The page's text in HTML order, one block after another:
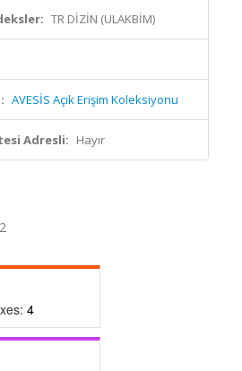
TR DİZİN (ULAKBİM)
AVESİS Açık Erişim Koleksiyonu
Adresli: Hayır
4